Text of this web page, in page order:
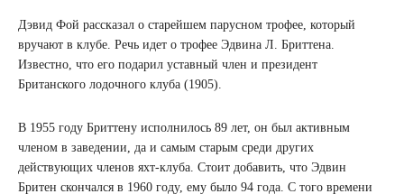
Дэвид Фой рассказал о старейшем парусном трофее, который
вручают в клубе. Речь идет о трофее Эдвина Л. Бриттена.
Известно, что его подарил уставный член и президент
Британского лодочного клуба (1905).
В 1955 году Бриттену исполнилось 89 лет, он был активным
членом в заведении, да и самым старым среди других
действующих членов яхт-клуба. Стоит добавить, что Эдвин
Бритен скончался в 1960 году, ему было 94 года. С того времени